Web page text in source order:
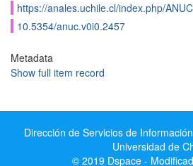
https://anales.uchile.cl/index.php/
10.5354/anuc.v0i0.2457
Metadata
Show full item record
Dirección de Servicios de
Universidad de
© 2019 Dspace -